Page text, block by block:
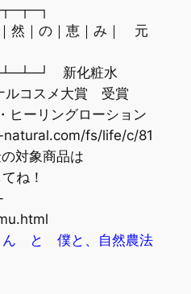
然｜の｜恵｜み｜ 元
新化粧水
コスメ大賞 受賞
ーリングローション
fs/life/c/81
対象商品は
ね！
ん と 僕と、自然農法